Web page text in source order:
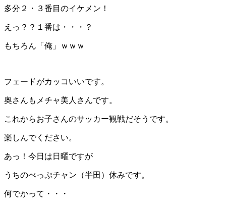
多分２・３番目のイケメン！
えっ？？１番は・・・？
もちろん「俺」ｗｗｗ
フェードがカッコいいです。
奥さんもメチャ美人さんです。
これからお子さんのサッカー観戦だそうです。
楽しんでください。
あっ！今日は日曜ですが
うちのべっぷチャン（半田）休みです。
何でかって・・・